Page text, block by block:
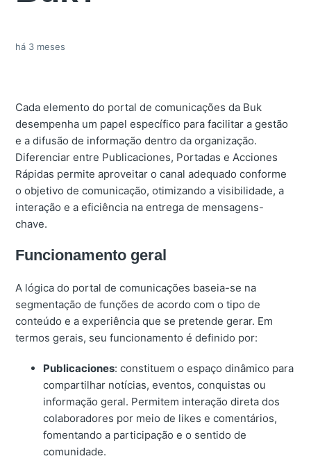
há 3 meses
Cada elemento do portal de comunicações da Buk
desempenha um papel específico para facilitar a gestão
e a difusão de informação dentro da organização.
Diferenciar entre Publicaciones, Portadas e Acciones
Rápidas permite aproveitar o canal adequado conforme
o objetivo de comunicação, otimizando a visibilidade, a
interação e a eficiência na entrega de mensagens-
chave.
Funcionamento geral
A lógica do portal de comunicações baseia-se na
segmentação de funções de acordo com o tipo de
conteúdo e a experiência que se pretende gerar. Em
termos gerais, seu funcionamento é definido por:
Publicaciones: constituem o espaço dinâmico para
compartilhar notícias, eventos, conquistas ou
informação geral. Permitem interação direta dos
colaboradores por meio de likes e comentários,
fomentando a participação e o sentido de
comunidade.